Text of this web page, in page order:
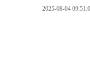
2025-08-04